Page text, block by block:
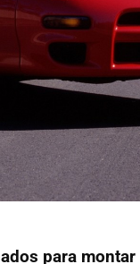
para